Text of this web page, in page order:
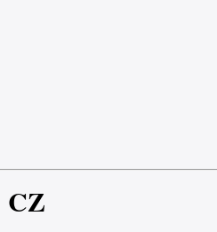
CZ